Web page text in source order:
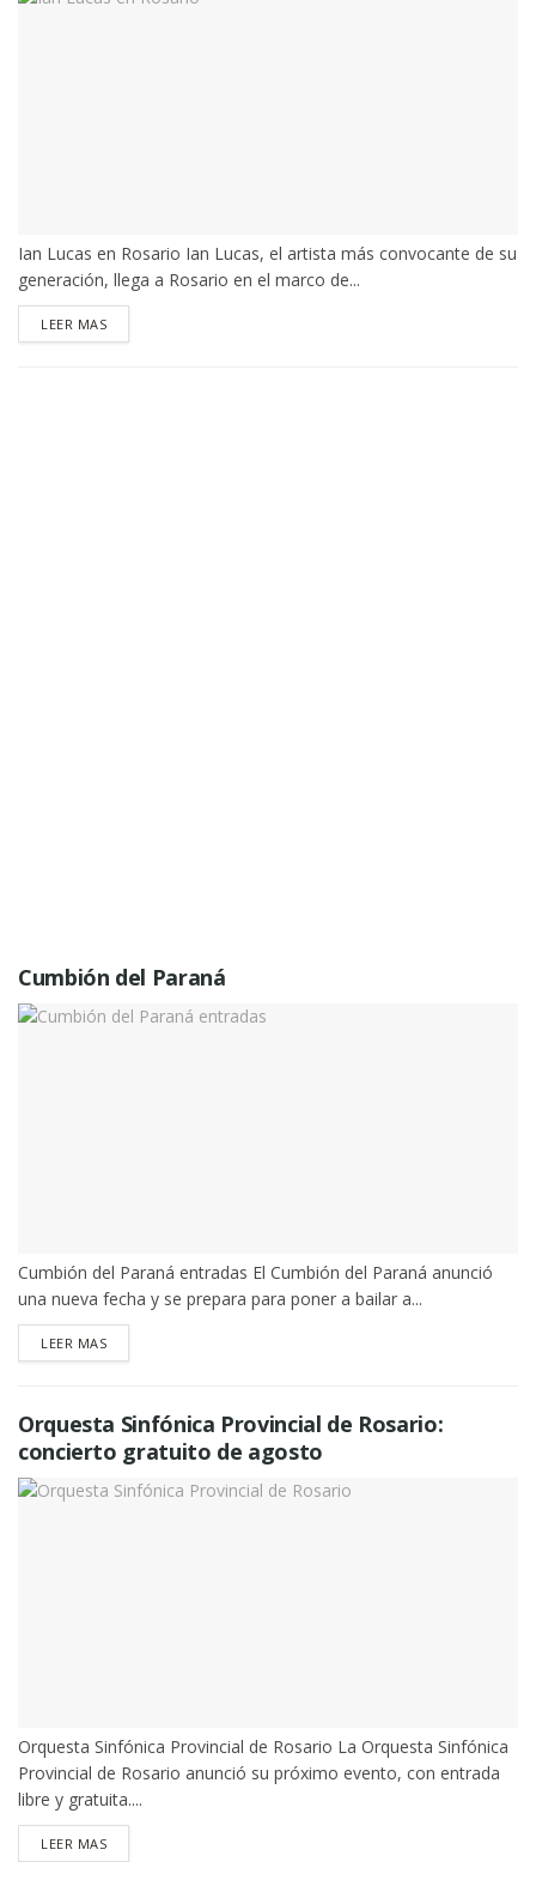
Ian Lucas en Rosario Ian Lucas, el artista más convocante de su
generación, llega a Rosario en el marco de...
LEER MASDETAILS
Cumbión del Paraná
Cumbión del Paraná entradas El Cumbión del Paraná anunció
una nueva fecha y se prepara para poner a bailar a...
LEER MASDETAILS
Orquesta Sinfónica Provincial de Rosario:
concierto gratuito de agosto
Orquesta Sinfónica Provincial de Rosario La Orquesta Sinfónica
Provincial de Rosario anunció su próximo evento, con entrada
libre y gratuita....
LEER MASDETAILS